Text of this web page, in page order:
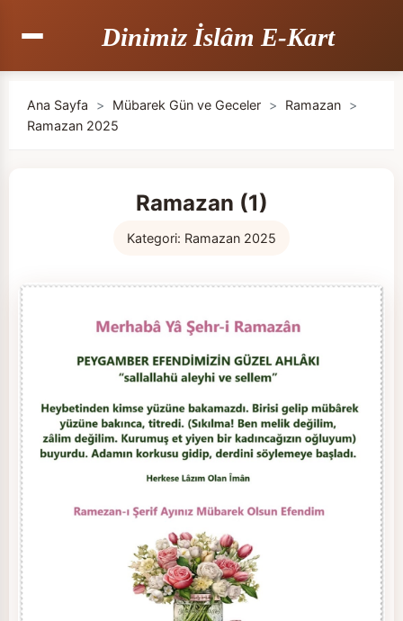
Dinimiz İslâm E-Kart
Ana Sayfa > Mübarek Gün ve Geceler > Ramazan >
Ramazan 2025
Ramazan (1)
Kategori: Ramazan 2025